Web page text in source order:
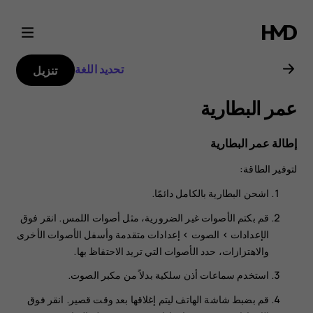
دليل
مستخدم
هاتف
Nokia
1.4
تحديد اللغة تنزيل
عمر البطارية
إطالة عمر البطارية
لتوفير الطاقة:
اشحن البطارية بالكامل دائمًا.
قم بكتم الأصوات غير الضرورية، مثل أصوات اللمس. انقر فوق
> الصوت > إعدادات متقدمة وأسفل الأصوات الأخرى
والاهتزازات، حدد الأصوات التي تريد الاحتفاظ بها.
استخدم سماعات أذن سلكية بدلاً من مكبر الصوت.
قم بضبط شاشة الهاتف ليتم إغلاقها بعد وقت قصير. انقر فوق